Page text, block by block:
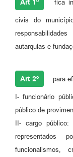
Art 1º fica
civis do
autarquias e
Art 2º para
I- funcionário
público de
II- cargo
representados
funcionalismos,